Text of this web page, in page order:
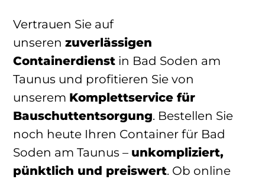
Vertrauen Sie auf
unseren zuverlässigen
Containerdienst in Bad Soden am
Taunus und profitieren Sie von
unserem Komplettservice für
Bauschuttentsorgung. Bestellen Sie
noch heute Ihren Container für Bad
Soden am Taunus – unkompliziert,
pünktlich und preiswert. Ob online